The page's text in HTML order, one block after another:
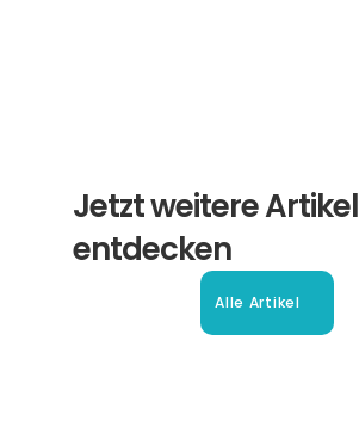
Jetzt weitere Artikel
entdecken
Alle Artikel